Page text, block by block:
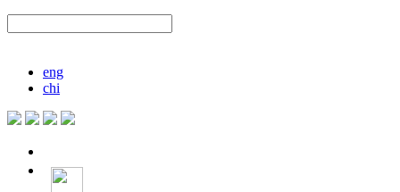
eng
chi